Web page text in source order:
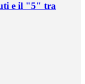
e il "5" tra